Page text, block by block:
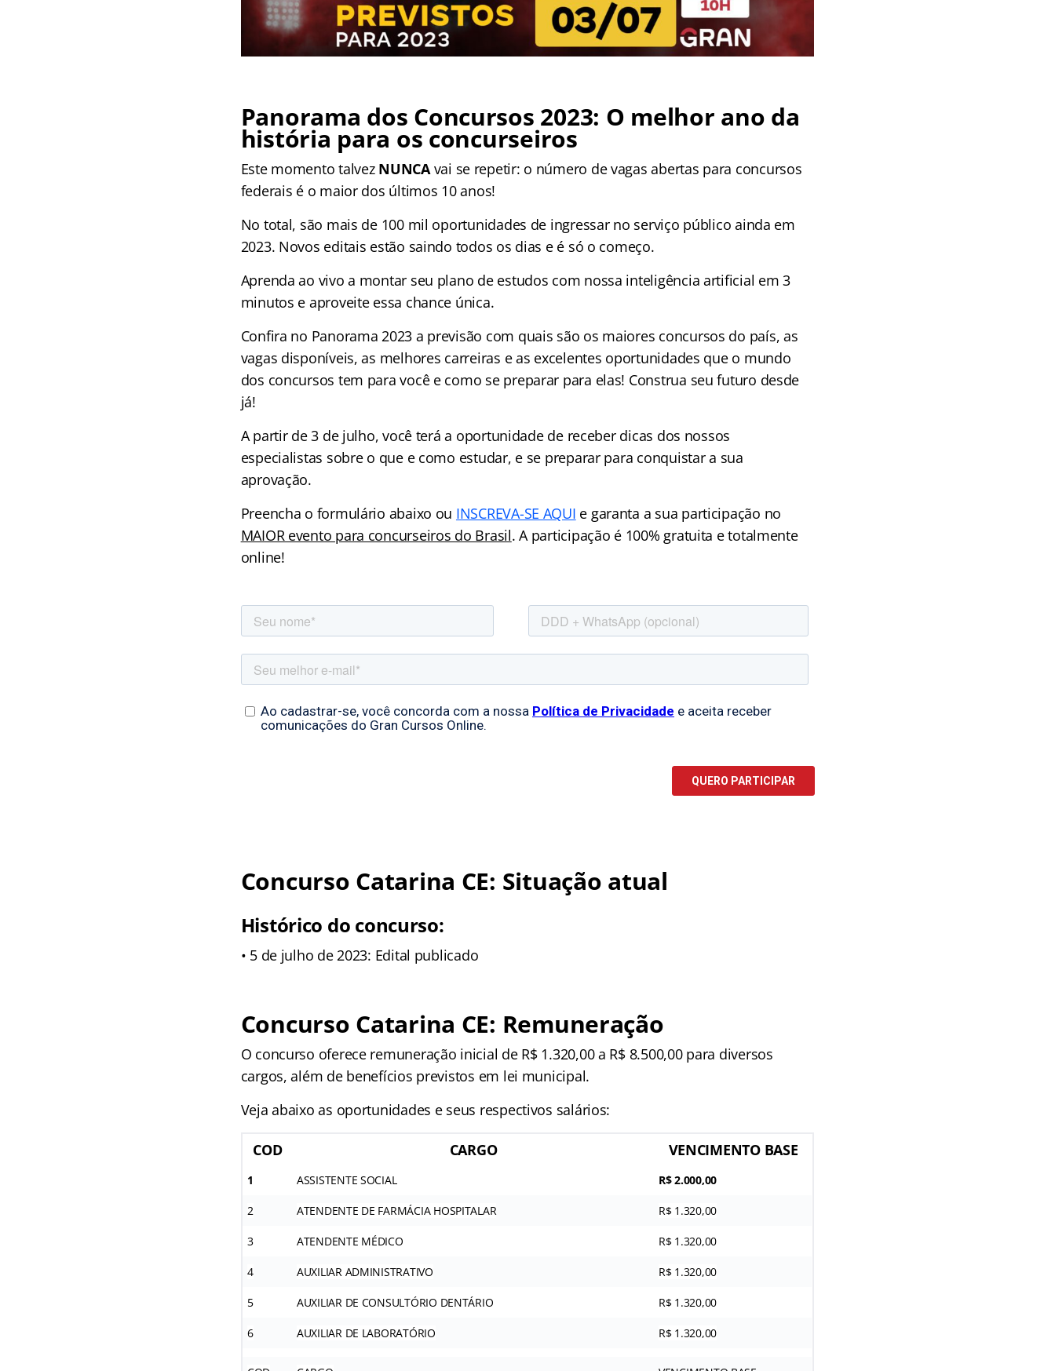
Panorama dos Concursos 2023: O melhor ano da
história para os concurseiros
Este momento talvez NUNCAvai se repetir: o número de vagas abertas para concursos
federais é o maior dos últimos 10 anos!
No total, são mais de 100 mil oportunidades de ingressar no serviço público ainda em
2023. Novos editais estão saindo todos os dias e é só o começo.
Aprenda ao vivo a montar seu plano de estudos com nossa inteligência artificial em 3
minutos e aproveite essa chance única.
Confira no Panorama 2023 a previsão com quais são os maiores concursos do país, as
vagas disponíveis, as melhores carreiras e as excelentes oportunidades que o mundo
dos concursos tem para você e como se preparar para elas! Construa seu futuro desde
já!
A partir de 3 de julho, você terá a oportunidade de receber dicas dos nossos
especialistas sobre o que e como estudar, e se preparar para conquistar a sua
aprovação.
Preencha o formulário abaixo ou INSCREVA-SE AQUI e garanta a sua participação no
MAIOR evento para concurseiros do Brasil. A participação é 100% gratuita e totalmente
online!
Concurso Catarina CE: Situação atual
Histórico do concurso:
• 5 de julho de 2023: Edital publicado
Concurso Catarina CE: Remuneração
O concurso oferece remuneração inicial de R$ 1.320,00 a R$ 8.500,00 para diversos
cargos, além de benefícios previstos em lei municipal.
Veja abaixo as oportunidades e seus respectivos salários:
COD CARGO VENCIMENTO BASE
1 ASSISTENTE SOCIAL R$ 2.000,00
2 ATENDENTE DE FARMÁCIA HOSPITALAR R$ 1.320,00
3 ATENDENTE MÉDICO R$ 1.320,00
4 AUXILIAR ADMINISTRATIVO R$ 1.320,00
5 AUXILIAR DE CONSULTÓRIO DENTÁRIO R$ 1.320,00
6 AUXILIAR DE LABORATÓRIO R$ 1.320,00